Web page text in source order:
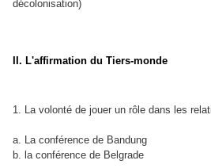
décolonisation)
II. L'affirmation du Tiers-monde
1. La volonté de jouer un rôle dans les
a. La conférence de Bandung
b. la conférence de Belgrade